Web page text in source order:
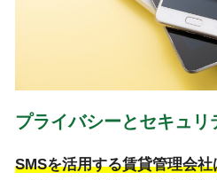
プライバシーとセキュリ
SMSを活用する賃貸管理会